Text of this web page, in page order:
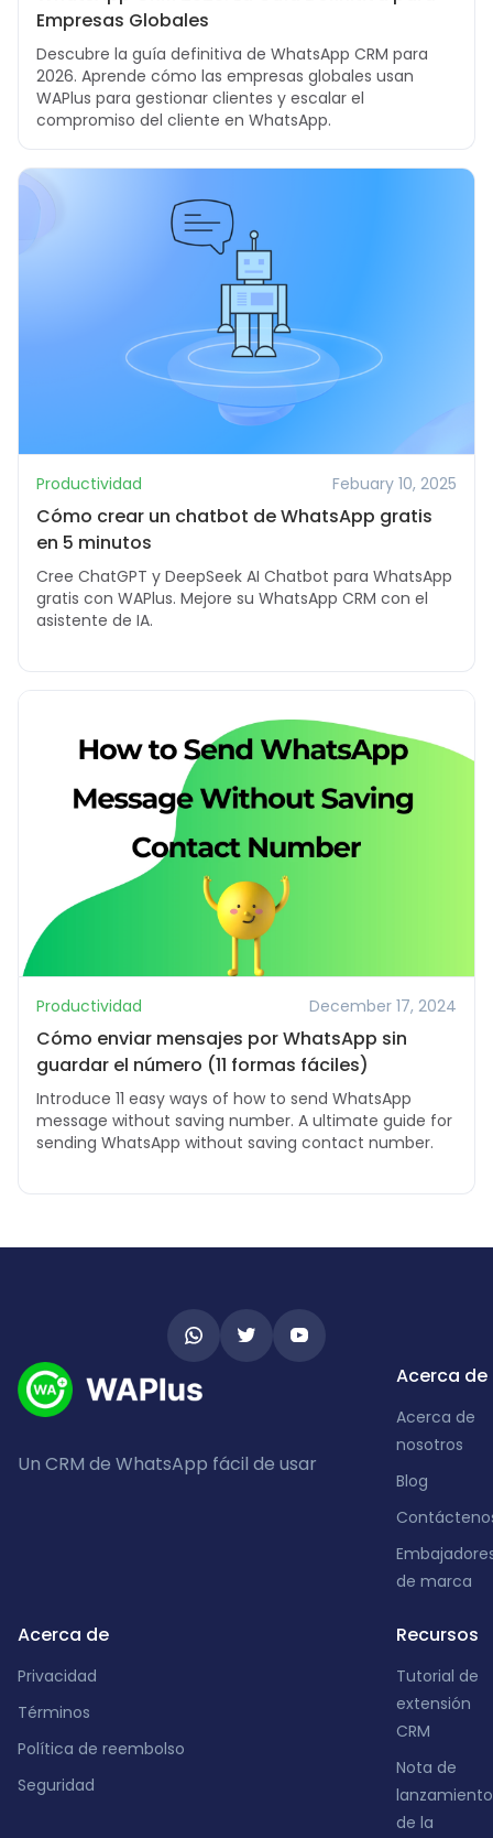
Empresas Globales
Descubre la guía definitiva de WhatsApp CRM para
2026. Aprende cómo las empresas globales usan
WAPlus para gestionar clientes y escalar el
compromiso del cliente en WhatsApp.
Productividad Febuary 10, 2025
Cómo crear un chatbot de WhatsApp gratis
en 5 minutos
Cree ChatGPT y DeepSeek AI Chatbot para WhatsApp
gratis con WAPlus. Mejore su WhatsApp CRM con el
asistente de IA.
Productividad December 17, 2024
Cómo enviar mensajes por WhatsApp sin
guardar el número (11 formas fáciles)
Introduce 11 easy ways of how to send WhatsApp
message without saving number. A ultimate guide for
sending WhatsApp without saving contact number.
Un CRM de WhatsApp fácil de usar
Acerca de
Acerca de
nosotros
Blog
de marca
Acerca de
Privacidad
Términos
Política de reembolso
Seguridad
Recursos
Tutorial de
extensión
CRM
Nota de
lanzamiento
de la